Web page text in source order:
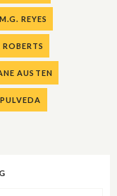
M.G. REYES
AUSTEN